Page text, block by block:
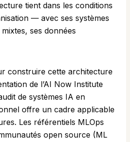
tient dans les conditions
— avec ses systèmes
ses données
construire cette architecture
de l’AI Now Institute
de systèmes IA en
offre un cadre applicable
Les référentiels MLOps
open source (ML